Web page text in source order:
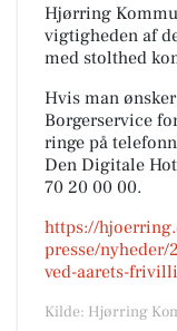
Hjørring
vigtigheden af
med stolthed
Hvis man
Borgerservice
ringe på
Den Digitale
70 20 00 00.
https://
presse/
ved-aarets-
Kilde: Hjørring